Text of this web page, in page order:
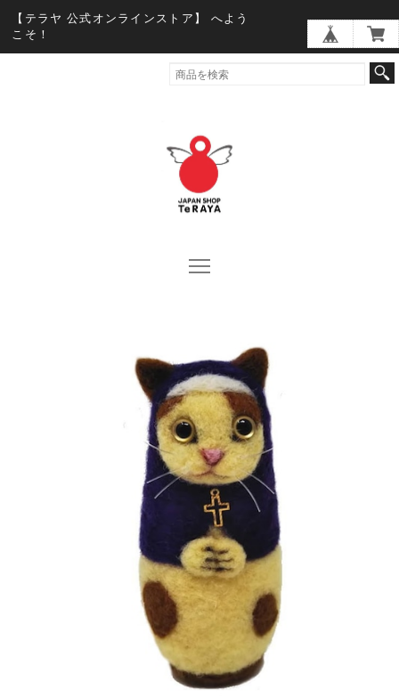
【テラヤ 公式オンラインストア】 へよう
こそ！